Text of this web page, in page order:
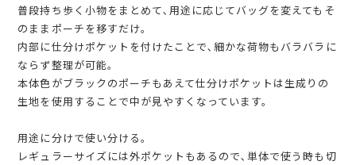
普段持ち歩く小物をまとめて､用途に応じてバッグを変えてもそ
のままポーチを移すだけ｡
内部に仕分けポケットを付けたことで､細かな荷物もバラバラに
ならず整理が可能。
本体色がブラックのポーチもあえて仕分けポケットは生成りの
生地を使用することで中が見やすくなっています。
用途に分けで使い分ける。
レギュラーサイズには外ポケットもあるので､単体で使う時も切